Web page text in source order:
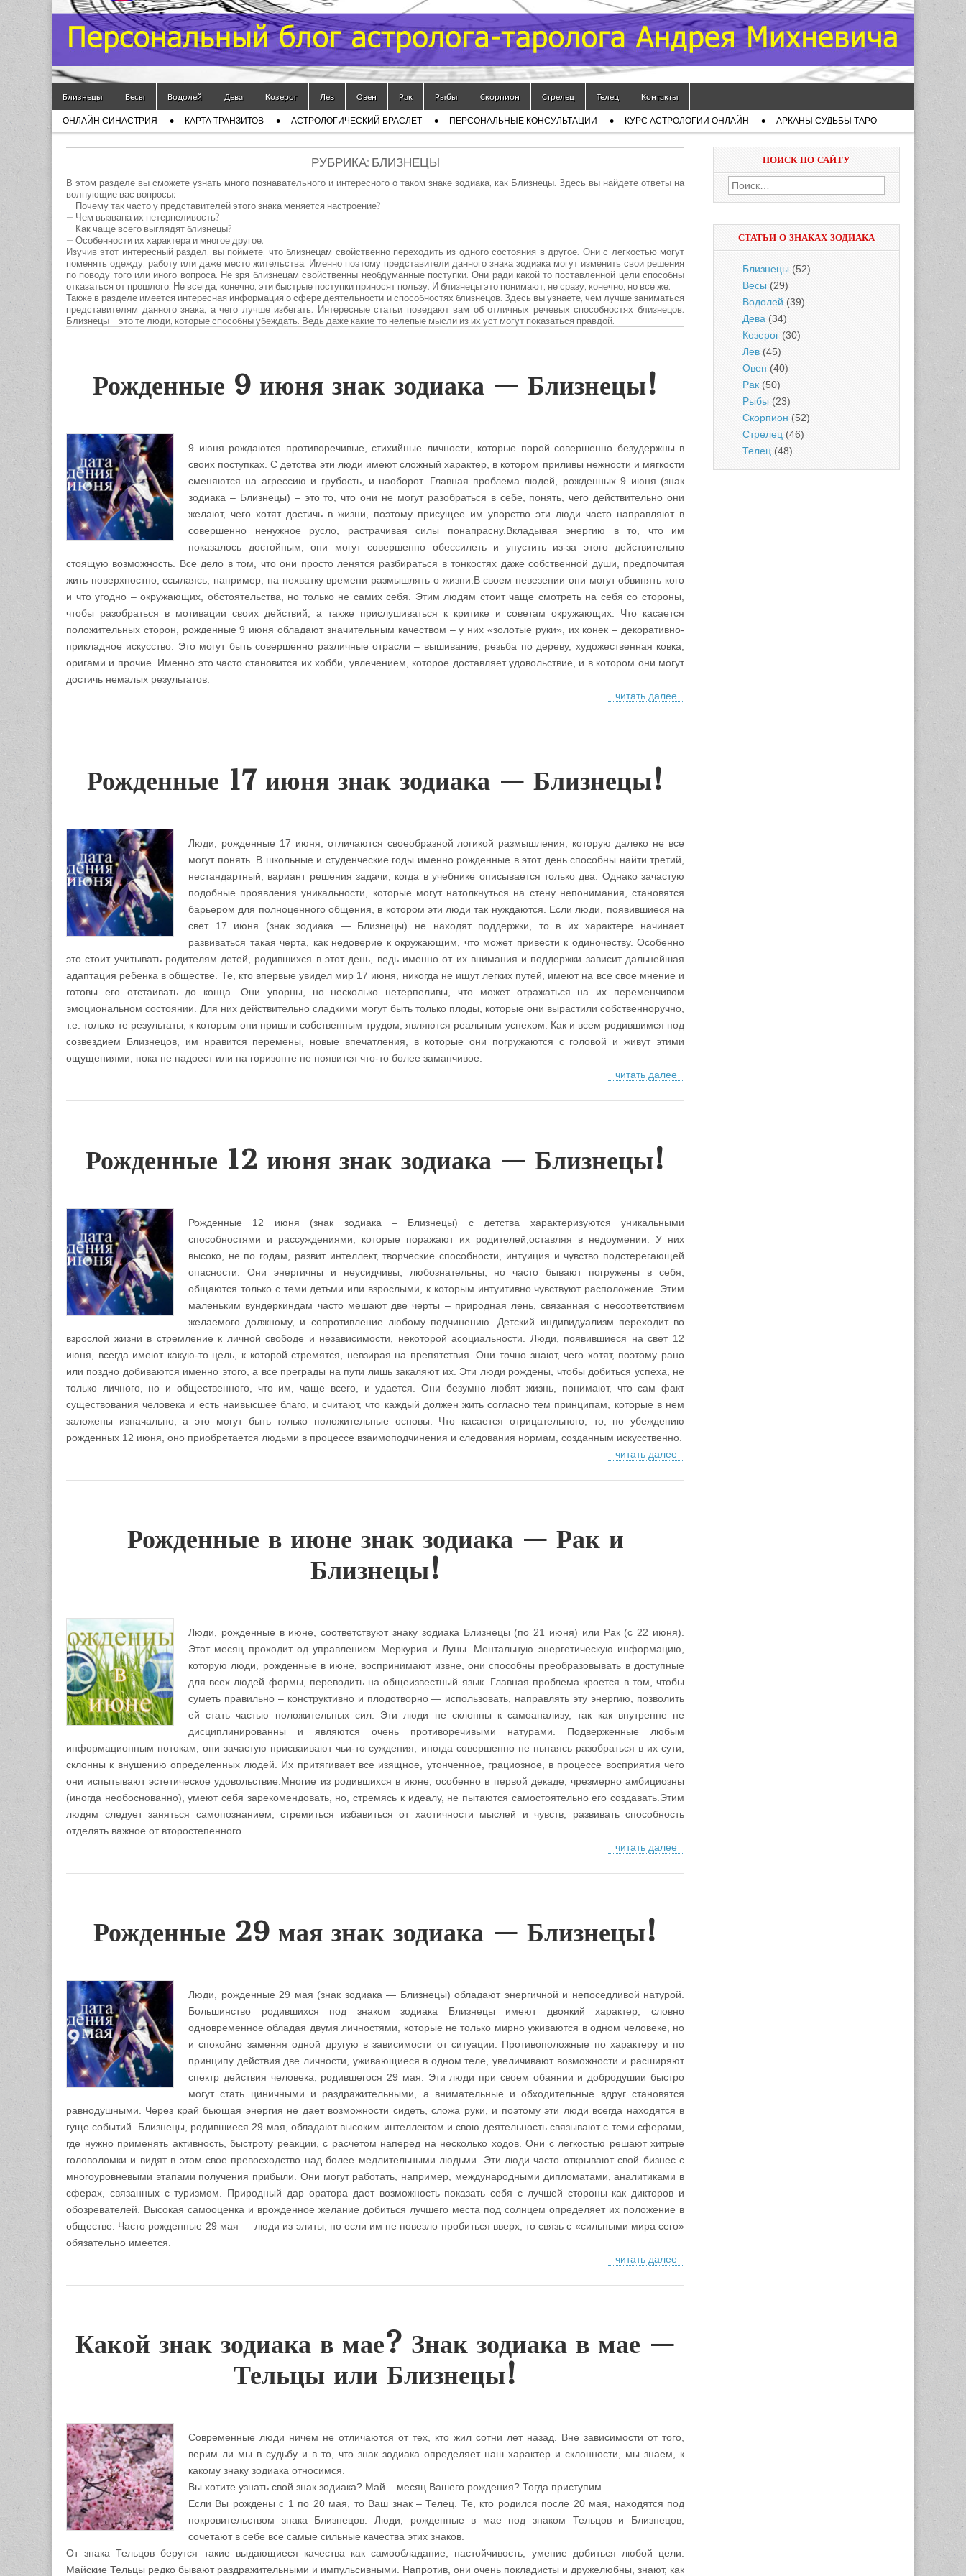
Гороскоп
Мой
Знак
Зодиака
— MZZ
Main menu
Близнецы Весы Водолей Дева Козерог Лев Овен Рак Рыбы Скорпион Стрелец Телец Контакты
Sub menu
ОНЛАЙН СИНАСТРИЯ КАРТА ТРАНЗИТОВ АСТРОЛОГИЧЕСКИЙ БРАСЛЕТ ПЕРСОНАЛЬНЫЕ КОНСУЛЬТАЦИИ КУРС АСТРОЛОГИИ ОНЛАЙН АРКАНЫ СУДЬБЫ ТАРО
РУБРИКА: БЛИЗНЕЦЫ
В этом разделе вы сможете узнать много познавательного и интересного о таком знаке зодиака, как Близнецы. Здесь вы найдете ответы на
волнующие вас вопросы:
— Почему так часто у представителей этого знака меняется настроение?
— Чем вызвана их нетерпеливость?
— Как чаще всего выглядят близнецы?
— Особенности их характера и многое другое.
Изучив этот интересный раздел, вы поймете, что близнецам свойственно переходить из одного состояния в другое. Они с легкостью могут
поменять одежду, работу или даже место жительства. Именно поэтому представители данного знака зодиака могут изменить свои решения
по поводу того или иного вопроса. Не зря близнецам свойственны необдуманные поступки. Они ради какой-то поставленной цели способны
отказаться от прошлого. Не всегда, конечно, эти быстрые поступки приносят пользу. И близнецы это понимают, не сразу, конечно, но все же.
Также в разделе имеется интересная информация о сфере деятельности и способностях близнецов. Здесь вы узнаете, чем лучше заниматься
представителям данного знака, а чего лучше избегать. Интересные статьи поведают вам об отличных речевых способностях близнецов.
Близнецы – это те люди, которые способны убеждать. Ведь даже какие-то нелепые мысли из их уст могут показаться правдой.
Рожденные 9 июня знак зодиака — Близнецы!
9 июня рождаются противоречивые, стихийные личности, которые порой совершенно безудержны в
своих поступках. С детства эти люди имеют сложный характер, в котором приливы нежности и мягкости
сменяются на агрессию и грубость, и наоборот. Главная проблема людей, рожденных 9 июня (знак
зодиака – Близнецы) – это то, что они не могут разобраться в себе, понять, чего действительно они
желают, чего хотят достичь в жизни, поэтому присущее им упорство эти люди часто направляют в
совершенно ненужное русло, растрачивая силы понапрасну.Вкладывая энергию в то, что им
показалось достойным, они могут совершенно обессилеть и упустить из-за этого действительно
стоящую возможность. Все дело в том, что они просто ленятся разбираться в тонкостях даже собственной души, предпочитая
жить поверхностно, ссылаясь, например, на нехватку времени размышлять о жизни.В своем невезении они могут обвинять кого
и что угодно – окружающих, обстоятельства, но только не самих себя. Этим людям стоит чаще смотреть на себя со стороны,
чтобы разобраться в мотивации своих действий, а также прислушиваться к критике и советам окружающих. Что касается
положительных сторон, рожденные 9 июня обладают значительным качеством – у них «золотые руки», их конек – декоративно-
прикладное искусство. Это могут быть совершенно различные отрасли – вышивание, резьба по дереву, художественная ковка,
оригами и прочие. Именно это часто становится их хобби, увлечением, которое доставляет удовольствие, и в котором они могут
достичь немалых результатов.
читать далее
Рожденные 17 июня знак зодиака — Близнецы!
Люди, рожденные 17 июня, отличаются своеобразной логикой размышления, которую далеко не все
могут понять. В школьные и студенческие годы именно рожденные в этот день способны найти третий,
нестандартный, вариант решения задачи, когда в учебнике описывается только два. Однако зачастую
подобные проявления уникальности, которые могут натолкнуться на стену непонимания, становятся
барьером для полноценного общения, в котором эти люди так нуждаются. Если люди, появившиеся на
свет 17 июня (знак зодиака — Близнецы) не находят поддержки, то в их характере начинает
развиваться такая черта, как недоверие к окружающим, что может привести к одиночеству. Особенно
это стоит учитывать родителям детей, родившихся в этот день, ведь именно от их внимания и поддержки зависит дальнейшая
адаптация ребенка в обществе. Те, кто впервые увидел мир 17 июня, никогда не ищут легких путей, имеют на все свое мнение и
готовы его отстаивать до конца. Они упорны, но несколько нетерпеливы, что может отражаться на их переменчивом
эмоциональном состоянии. Для них действительно сладкими могут быть только плоды, которые они вырастили собственноручно,
т.е. только те результаты, к которым они пришли собственным трудом, являются реальным успехом. Как и всем родившимся под
созвездием Близнецов, им нравится перемены, новые впечатления, в которые они погружаются с головой и живут этими
ощущениями, пока не надоест или на горизонте не появится что-то более заманчивое.
читать далее
Рожденные 12 июня знак зодиака — Близнецы!
Рожденные 12 июня (знак зодиака – Близнецы) с детства характеризуются уникальными
способностями и рассуждениями, которые поражают их родителей,оставляя в недоумении. У них
высоко, не по годам, развит интеллект, творческие способности, интуиция и чувство подстерегающей
опасности. Они энергичны и неусидчивы, любознательны, но часто бывают погружены в себя,
общаются только с теми детьми или взрослыми, к которым интуитивно чувствуют расположение. Этим
маленьким вундеркиндам часто мешают две черты – природная лень, связанная с несоответствием
желаемого должному, и сопротивление любому подчинению. Детский индивидуализм переходит во
взрослой жизни в стремление к личной свободе и независимости, некоторой асоциальности. Люди, появившиеся на свет 12
июня, всегда имеют какую-то цель, к которой стремятся, невзирая на препятствия. Они точно знают, чего хотят, поэтому рано
или поздно добиваются именно этого, а все преграды на пути лишь закаляют их. Эти люди рождены, чтобы добиться успеха, не
только личного, но и общественного, что им, чаще всего, и удается. Они безумно любят жизнь, понимают, что сам факт
существования человека и есть наивысшее благо, и считают, что каждый должен жить согласно тем принципам, которые в нем
заложены изначально, а это могут быть только положительные основы. Что касается отрицательного, то, по убеждению
рожденных 12 июня, оно приобретается людьми в процессе взаимоподчинения и следования нормам, созданным искусственно.
читать далее
Рожденные в июне знак зодиака — Рак и
Близнецы!
Люди, рожденные в июне, соответствуют знаку зодиака Близнецы (по 21 июня) или Рак (с 22 июня).
Этот месяц проходит од управлением Меркурия и Луны. Ментальную энергетическую информацию,
которую люди, рожденные в июне, воспринимают извне, они способны преобразовывать в доступные
для всех людей формы, переводить на общеизвестный язык. Главная проблема кроется в том, чтобы
суметь правильно – конструктивно и плодотворно — использовать, направлять эту энергию, позволить
ей стать частью положительных сил. Эти люди не склонны к самоанализу, так как внутренне не
дисциплинированны и являются очень противоречивыми натурами. Подверженные любым
информационным потокам, они зачастую присваивают чьи-то суждения, иногда совершенно не пытаясь разобраться в их сути,
склонны к внушению определенных людей. Их притягивает все изящное, утонченное, грациозное, в процессе восприятия чего
они испытывают эстетическое удовольствие.Многие из родившихся в июне, особенно в первой декаде, чрезмерно амбициозны
(иногда необоснованно), умеют себя зарекомендовать, но, стремясь к идеалу, не пытаются самостоятельно его создавать.Этим
людям следует заняться самопознанием, стремиться избавиться от хаотичности мыслей и чувств, развивать способность
отделять важное от второстепенного.
читать далее
Рожденные 29 мая знак зодиака — Близнецы!
Люди, рожденные 29 мая (знак зодиака — Близнецы) обладают энергичной и непоседливой натурой.
Большинство родившихся под знаком зодиака Близнецы имеют двоякий характер, словно
одновременное обладая двумя личностями, которые не только мирно уживаются в одном человеке, но
и спокойно заменяя одной другую в зависимости от ситуации. Противоположные по характеру и по
принципу действия две личности, уживающиеся в одном теле, увеличивают возможности и расширяют
спектр действия человека, родившегося 29 мая. Эти люди при своем обаянии и добродушии быстро
могут стать циничными и раздражительными, а внимательные и обходительные вдруг становятся
равнодушными. Через край бьющая энергия не дает возможности сидеть, сложа руки, и поэтому эти люди всегда находятся в
гуще событий. Близнецы, родившиеся 29 мая, обладают высоким интеллектом и свою деятельность связывают с теми сферами,
где нужно применять активность, быстроту реакции, с расчетом наперед на несколько ходов. Они с легкостью решают хитрые
головоломки и видят в этом свое превосходство над более медлительными людьми. Эти люди часто открывают свой бизнес с
многоуровневыми этапами получения прибыли. Они могут работать, например, международными дипломатами, аналитиками в
сферах, связанных с туризмом. Природный дар оратора дает возможность показать себя с лучшей стороны как дикторов и
обозревателей. Высокая самооценка и врожденное желание добиться лучшего места под солнцем определяет их положение в
обществе. Часто рожденные 29 мая — люди из элиты, но если им не повезло пробиться вверх, то связь с «сильными мира сего»
обязательно имеется.
читать далее
Какой знак зодиака в мае? Знак зодиака в мае —
Тельцы или Близнецы!
Современные люди ничем не отличаются от тех, кто жил сотни лет назад. Вне зависимости от того,
верим ли мы в судьбу и в то, что знак зодиака определяет наш характер и склонности, мы знаем, к
какому знаку зодиака относимся.
Вы хотите узнать свой знак зодиака? Май – месяц Вашего рождения? Тогда приступим…
Если Вы рождены с 1 по 20 мая, то Ваш знак – Телец. Те, кто родился после 20 мая, находятся под
покровительством знака Близнецов. Люди, рожденные в мае под знаком Тельцов и Близнецов,
сочетают в себе все самые сильные качества этих знаков.
От знака Тельцов берутся такие выдающиеся качества как самообладание, настойчивость, умение добиться любой цели.
Майские Тельцы редко бывают раздражительными и импульсивными. Напротив, они очень покладисты и дружелюбны, знают, как
ПОИСК ПО САЙТУ
Найти:
СТАТЬИ О ЗНАКАХ ЗОДИАКА
Близнецы (52)
Весы (29)
Водолей (39)
Дева (34)
Козерог (30)
Лев (45)
Овен (40)
Рак (50)
Рыбы (23)
Скорпион (52)
Стрелец (46)
Телец (48)